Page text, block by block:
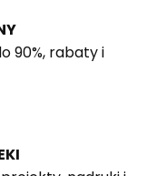
90%, rabaty i